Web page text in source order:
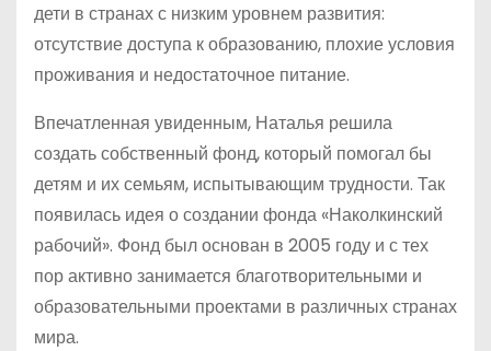
дети в странах с низким уровнем развития:
отсутствие доступа к образованию, плохие условия
проживания и недостаточное питание.
Впечатленная увиденным, Наталья решила
создать собственный фонд, который помогал бы
детям и их семьям, испытывающим трудности. Так
появилась идея о создании фонда «Наколкинский
рабочий». Фонд был основан в 2005 году и с тех
пор активно занимается благотворительными и
образовательными проектами в различных странах
мира.